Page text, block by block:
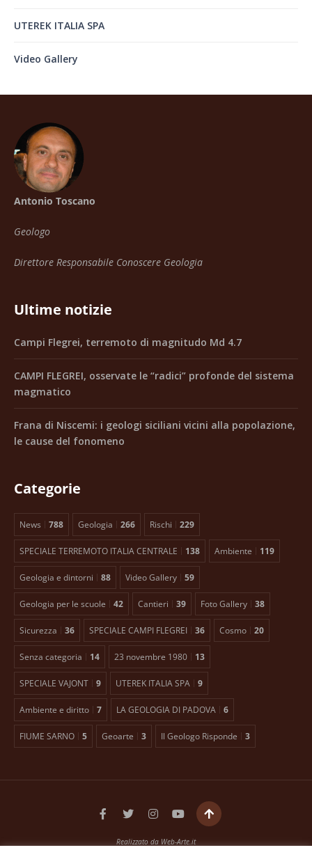
UTEREK ITALIA SPA
Video Gallery
Antonio Toscano
Geologo
Direttore Responsabile Conoscere Geologia
Ultime notizie
Campi Flegrei, terremoto di magnitudo Md 4.7
CAMPI FLEGREI, osservate le “radici” profonde del sistema
magmatico
Frana di Niscemi: i geologi siciliani vicini alla popolazione,
le cause del fonomeno
Categorie
News 788 Geologia 266 Rischi 229
SPECIALE TERREMOTO ITALIA CENTRALE 138 Ambiente 119
Geologia e dintorni 88 Video Gallery 59
Geologia per le scuole 42 Cantieri 39 Foto Gallery 38
Sicurezza 36 SPECIALE CAMPI FLEGREI 36 Cosmo 20
Senza categoria 14 23 novembre 1980 13
SPECIALE VAJONT 9 UTEREK ITALIA SPA 9
Ambiente e diritto 7 LA GEOLOGIA DI PADOVA 6
FIUME SARNO 5 Geoarte 3 Il Geologo Risponde 3
Realizzato da Web-Arte.it